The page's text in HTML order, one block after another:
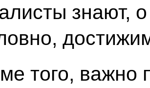
знают,
того, важно